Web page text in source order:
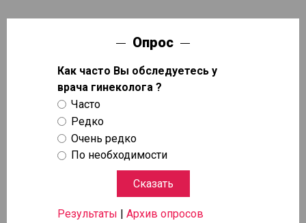
Опрос
Как часто Вы обследуетесь у
врача гинеколога ?
Часто
Редко
Очень редко
По необходимости
Результаты | Архив опросов